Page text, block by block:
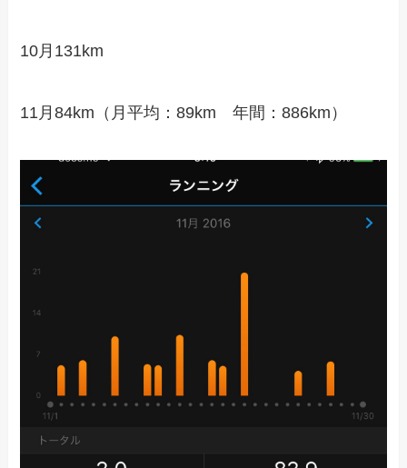
10月131km
11月84km（月平均：89km 年間：886km）